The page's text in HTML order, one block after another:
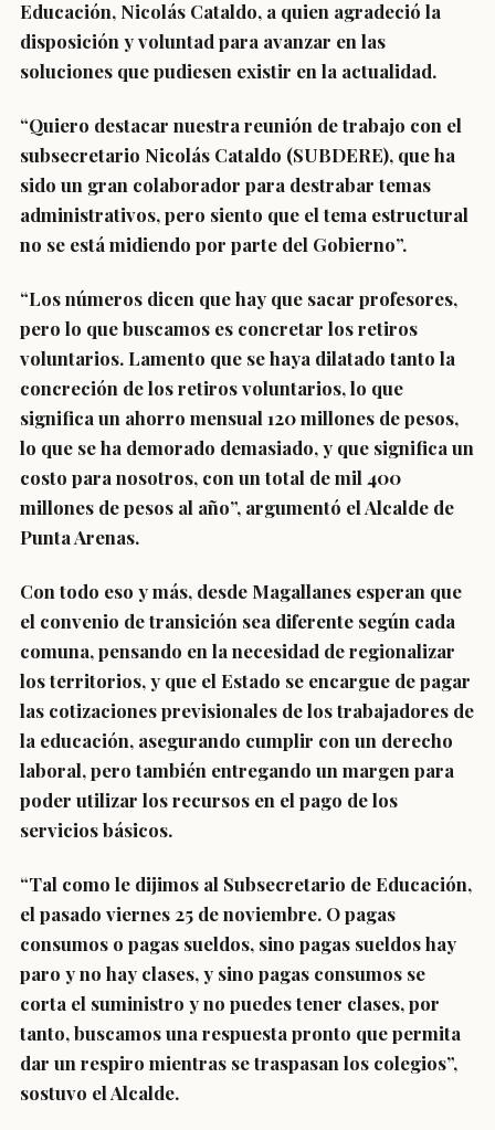
Educación, Nicolás Cataldo, a quien agradeció la
disposición y voluntad para avanzar en las
soluciones que pudiesen existir en la actualidad.
“Quiero destacar nuestra reunión de trabajo con el
subsecretario Nicolás Cataldo (SUBDERE), que ha
sido un gran colaborador para destrabar temas
administrativos, pero siento que el tema estructural
no se está midiendo por parte del Gobierno”.
“Los números dicen que hay que sacar profesores,
pero lo que buscamos es concretar los retiros
voluntarios. Lamento que se haya dilatado tanto la
concreción de los retiros voluntarios, lo que
significa un ahorro mensual 120 millones de pesos,
lo que se ha demorado demasiado, y que significa un
costo para nosotros, con un total de mil 400
millones de pesos al año”, argumentó el Alcalde de
Punta Arenas.
Con todo eso y más, desde Magallanes esperan que
el convenio de transición sea diferente según cada
comuna, pensando en la necesidad de regionalizar
los territorios, y que el Estado se encargue de pagar
las cotizaciones previsionales de los trabajadores de
la educación, asegurando cumplir con un derecho
laboral, pero también entregando un margen para
poder utilizar los recursos en el pago de los
servicios básicos.
“Tal como le dijimos al Subsecretario de Educación,
el pasado viernes 25 de noviembre. O pagas
consumos o pagas sueldos, sino pagas sueldos hay
paro y no hay clases, y sino pagas consumos se
corta el suministro y no puedes tener clases, por
tanto, buscamos una respuesta pronto que permita
dar un respiro mientras se traspasan los colegios”,
sostuvo el Alcalde.